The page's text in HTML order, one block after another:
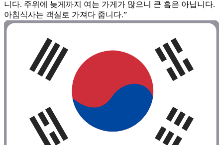
니다. 주위에 늦게까지 여는 가게가 많으니 큰 흠은 아닙니다.
아침식사는 객실로 가져다 줍니다.”